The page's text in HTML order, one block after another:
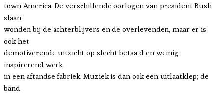
town America. De verschillende oorlogen van president Bush
slaan
wonden bij de achterblijvers en de overlevenden, maar er is
ook het
demotiverende uitzicht op slecht betaald en weinig
inspirerend werk
in een aftandse fabriek. Muziek is dan ook een uitlaatklep; de
band